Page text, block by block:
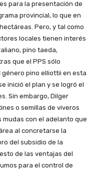
para la presentación de
provincial, lo que en
Pero, y tal como
locales tienen interés
pino taeda,
que el PPS sólo
pino elliottii en esta
inició el plan y se logró el
Sin embargo, Dilger
o semillas de viveros
mudas con el adelanto que
al concretarse la
del subsidio de la
de las ventajas del
para el control de